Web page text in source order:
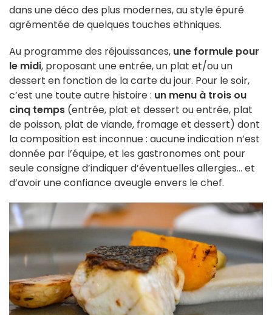
dans une déco des plus modernes, au style épuré
agrémentée de quelques touches ethniques.
Au programme des réjouissances, une formule pour
le midi, proposant une entrée, un plat et/ou un
dessert en fonction de la carte du jour. Pour le soir,
c’est une toute autre histoire : un menu à trois ou
cinq temps (entrée, plat et dessert ou entrée, plat
de poisson, plat de viande, fromage et dessert) dont
la composition est inconnue : aucune indication n’est
donnée par l’équipe, et les gastronomes ont pour
seule consigne d’indiquer d’éventuelles allergies… et
d’avoir une confiance aveugle envers le chef.